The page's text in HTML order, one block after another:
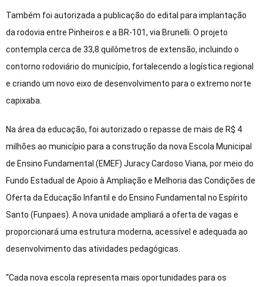
Também foi autorizada a publicação do edital para implantação
da rodovia entre Pinheiros e a BR-101, via Brunelli. O projeto
contempla cerca de 33,8 quilômetros de extensão, incluindo o
contorno rodoviário do município, fortalecendo a logística regional
e criando um novo eixo de desenvolvimento para o extremo norte
capixaba.
Na área da educação, foi autorizado o repasse de mais de R$ 4
milhões ao município para a construção da nova Escola Municipal
de Ensino Fundamental (EMEF) Juracy Cardoso Viana, por meio do
Fundo Estadual de Apoio à Ampliação e Melhoria das Condições de
Oferta da Educação Infantil e do Ensino Fundamental no Espírito
Santo (Funpaes). A nova unidade ampliará a oferta de vagas e
proporcionará uma estrutura moderna, acessível e adequada ao
desenvolvimento das atividades pedagógicas.
“Cada nova escola representa mais oportunidades para os